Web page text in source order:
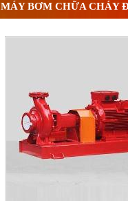
MÁY BƠM CHỮA CHÁY